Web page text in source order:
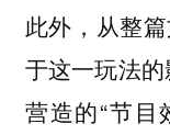
此外，从整
于这一玩法
营造的“节目